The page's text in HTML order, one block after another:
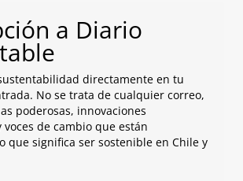
a Diario
directamente en tu
No se trata de cualquier correo,
poderosas, innovaciones
de cambio que están
que significa ser sostenible en Chile y